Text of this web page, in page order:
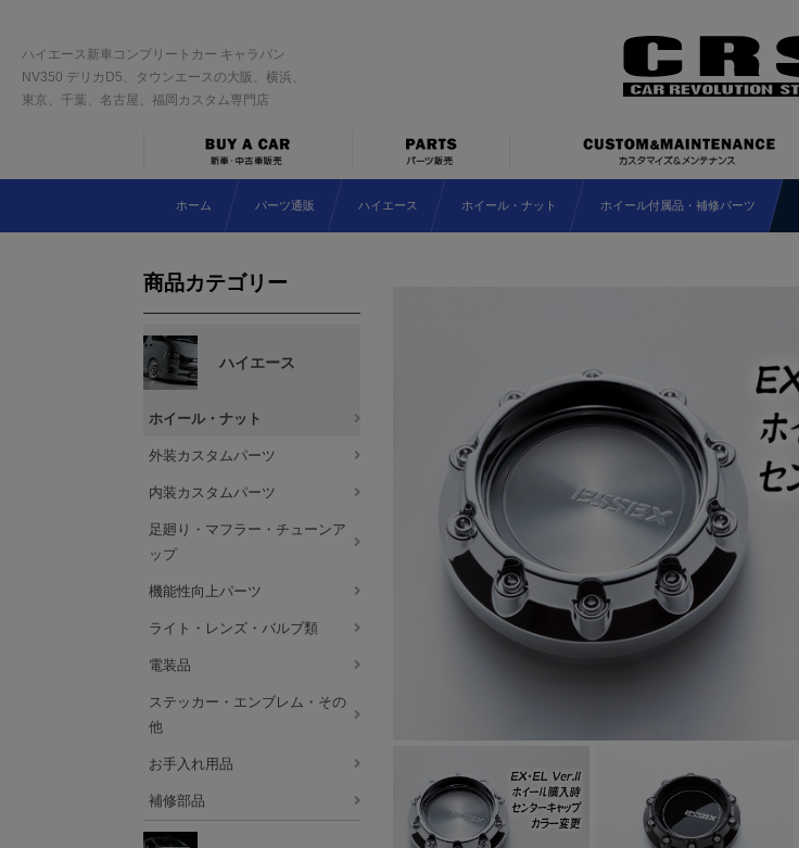
ハイエース新車コンプリートカー キャラバン
NV350 デリカD5、タウンエースの大阪、横浜、
東京、千葉、名古屋、福岡カスタム専門店
ホーム パーツ通販 ハイエース ホイール・ナット ホイール付属品・補修パーツ
商品カテゴリー
ハイエース
ホイール・ナット
外装カスタムパーツ
内装カスタムパーツ
足廻り・マフラー・チューンア
ップ
機能性向上パーツ
ライト・レンズ・バルブ類
電装品
ステッカー・エンブレム・その
他
お手入れ用品
補修部品